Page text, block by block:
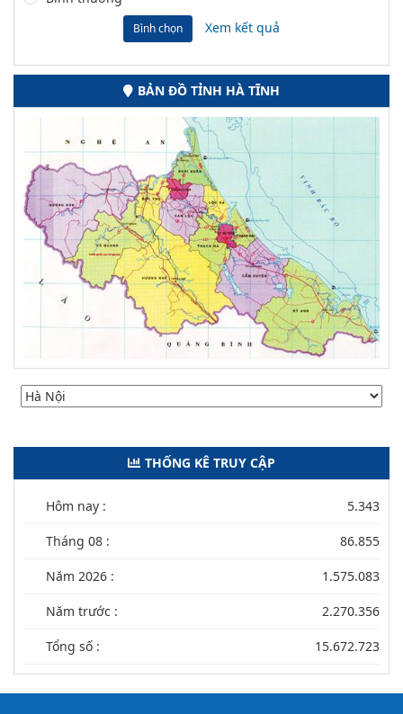
Bình chọn Xem kết quả
BẢN ĐỒ TỈNH HÀ TĨNH
THỐNG KÊ TRUY CẬP
Hôm nay : 5.343
Tháng 08 : 86.855
Năm 2026 : 1.575.083
Năm trước : 2.270.356
Tổng số : 15.672.723